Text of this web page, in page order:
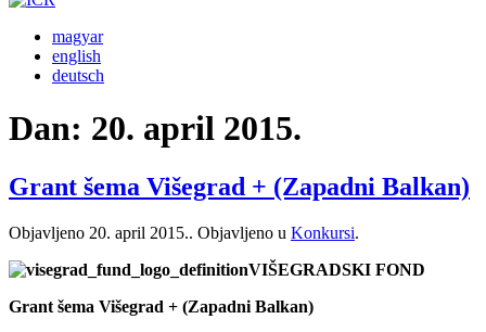
magyar
english
deutsch
Dan: 20. april 2015.
Grant šema Višegrad + (Zapadni Balkan)
Objavljeno 20. april 2015.. Objavljeno u Konkursi.
VIŠEGRADSKI FOND
Grant šema Višegrad + (Zapadni Balkan)